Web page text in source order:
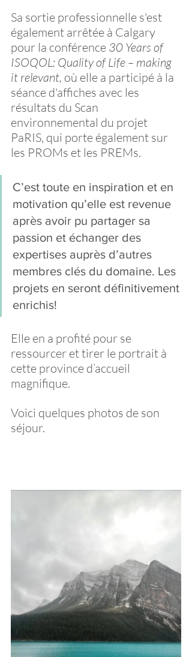
Sa sortie professionnelle s'est
également arrêtée à Calgary
pour la conférence 30 Years of
ISOQOL: Quality of Life – making
it relevant, où elle a participé à la
séance d'affiches avec les
résultats du Scan
environnemental du projet
PaRIS, qui porte également sur
les PROMs et les PREMs.
C’est toute en inspiration et en
motivation qu’elle est revenue
après avoir pu partager sa
passion et échanger des
expertises auprès d’autres
membres clés du domaine. Les
projets en seront définitivement
enrichis!
Elle en a profité pour se
ressourcer et tirer le portrait à
cette province d’accueil
magnifique.
Voici quelques photos de son
séjour.